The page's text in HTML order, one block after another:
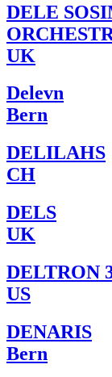
DELE
UK
Delevn
Bern
DELILAHS
CH
DELS
UK
DELTRON
US
DENARIS
Bern